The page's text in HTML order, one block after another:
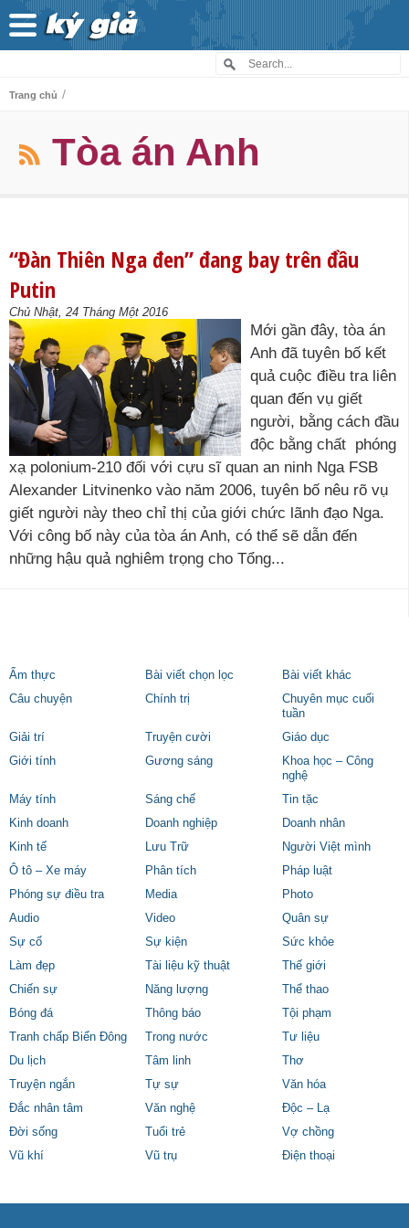
Trang chủ /
Tòa án Anh
“Đàn Thiên Nga đen” đang bay trên đầu
Putin
Chủ Nhật, 24 Tháng Một 2016
Mới gần đây, tòa án
Anh đã tuyên bố kết
quả cuộc điều tra liên
quan đến vụ giết
người, bằng cách đầu
độc bằng chất phóng
xạ polonium-210 đối với cựu sĩ quan an ninh Nga FSB
Alexander Litvinenko vào năm 2006, tuyên bố nêu rõ vụ
giết người này theo chỉ thị của giới chức lãnh đạo Nga.
Với công bố này của tòa án Anh, có thể sẽ dẫn đến
những hậu quả nghiêm trọng cho Tổng...
Ẩm thực Bài viết chọn lọc
Bài viết khác
Câu chuyện
Chính trị
Chuyên mục cuối
tuần
Giải trí
Truyện cười
Giáo dục
Giới tính
Gương sáng
Khoa học – Công
nghệ
Máy tính
Sáng chế
Tin tặc
Kinh doanh
Doanh nghiệp
Doanh nhân
Kinh tế
Lưu Trữ
Người Việt mình
Ô tô – Xe máy
Phân tích
Pháp luật
Phóng sự điều tra
Media
Photo
Audio
Video
Quân sự
Sự cố
Sự kiện
Sức khỏe
Làm đẹp
Tài liệu kỹ thuật
Thế giới
Chiến sự
Năng lượng
Thể thao
Bóng đá
Thông báo
Tội phạm
Tranh chấp Biển Đông
Trong nước
Tư liệu
Du lịch
Tâm linh
Thơ
Truyện ngắn
Tự sự
Văn hóa
Đắc nhân tâm
Văn nghệ
Độc – Lạ
Đời sống
Tuổi trẻ
Vợ chồng
Vũ khí
Vũ trụ Điện thoại